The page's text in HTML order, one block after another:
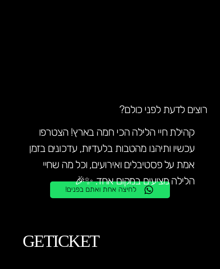
לחיצה אחת ואתם בפנים!
קהילת חיי הלילה הכי חמה בארץ! הצטרפו
עכשיו ותיהנו מהטבות בלעדיות, עדכונים בזמן
אמת על פסטיבלים ואירועים, וכל מה שחיי
הלילה מציעים במקום אחד. ✨🎉
רוצים לדעת לפני כולם?
GETICKET